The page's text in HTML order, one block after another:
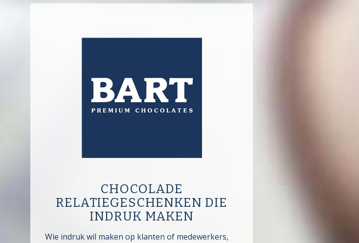
CHOCOLADE
RELATIEGESCHENKEN DIE
INDRUK MAKEN
Wie indruk wil maken op klanten of medewerkers,